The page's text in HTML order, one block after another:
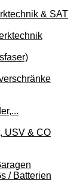
& SAT
USV & CO
/ Batterien